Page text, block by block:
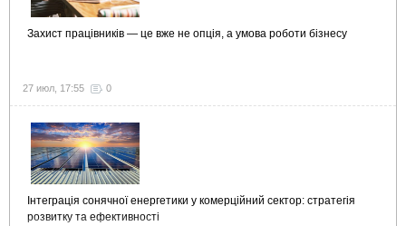
Захист працівників — це вже не опція, а умова роботи бізнесу
27 июл, 17:55 0
Інтеграція сонячної енергетики у комерційний сектор: стратегія
розвитку та ефективності